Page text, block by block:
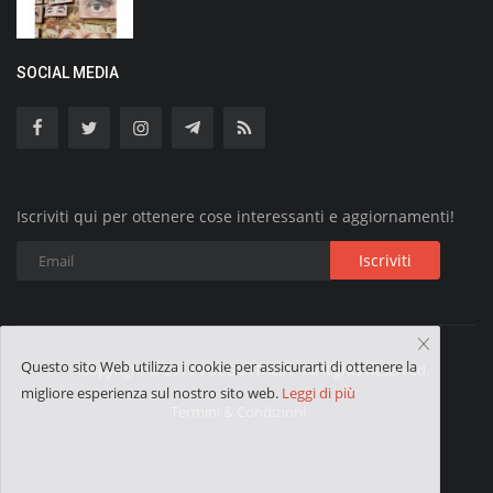
SOCIAL MEDIA
Iscriviti qui per ottenere cose interessanti e aggiornamenti!
Iscriviti
Copyright © 2019 VOLGO ITALIA - All Rights Reserved.
Questo sito Web utilizza i cookie per assicurarti di ottenere la
migliore esperienza sul nostro sito web. Leggi di più